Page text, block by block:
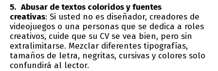
Abusar de textos coloridos y fuentes
creativas: Si usted no es diseñador, creadores de
videojuegos o una personas que se dedica a roles
creativos, cuide que su CV se vea bien, pero sin
extralimitarse. Mezclar diferentes tipografías,
tamaños de letra, negritas, cursivas y colores solo
confundirá al lector.